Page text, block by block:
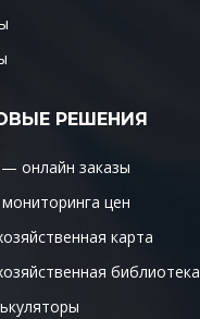
РЕШЕНИЯ
— онлайн заказы
цен
карта
библиотека